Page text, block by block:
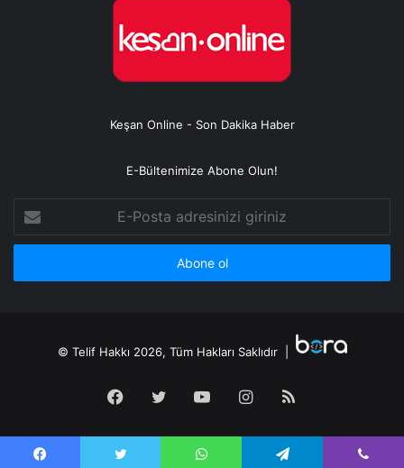
Keşan Online - Son Dakika Haber
E-Bültenimize Abone Olun!
E-
Posta
adresinizi
© Telif Hakkı 2026, Tüm Hakları Saklıdır |
Facebook
Twitter YouTubeInstagram